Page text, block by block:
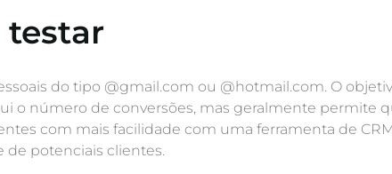
testar
do tipo @gmail.com ou @hotmail.com. O
o número de conversões, mas geralmente permite
com mais facilidade com uma ferramenta de
de potenciais clientes.